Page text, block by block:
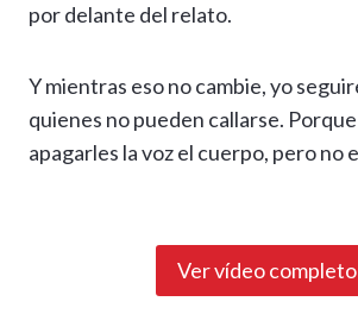
por delante del relato.
Y mientras eso no cambie, yo
quienes no pueden callarse.
apagarles la voz el cuerpo, pero no
Ver vídeo completo